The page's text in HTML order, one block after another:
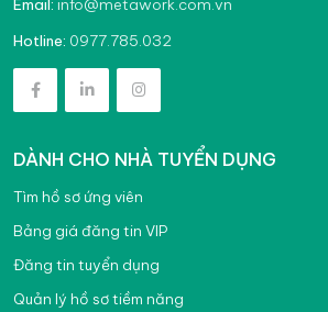
Email:
Hotline: 0977.785.032
DÀNH CHO NHÀ TUYỂN DỤNG
Tìm hồ sơ ứng viên
Bảng giá đăng tin VIP
Đăng tin tuyển dụng
Quản lý hồ sơ tiềm năng